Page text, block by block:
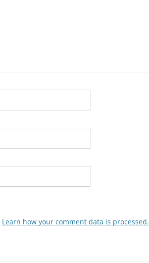
Learn how your comment data is processed.